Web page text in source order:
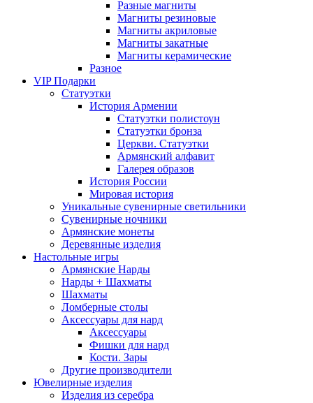
Разные магниты
Магниты резиновые
Магниты акриловые
Магниты закатные
Магниты керамические
Разное
VIP Подарки
Статуэтки
История Армении
Статуэтки полистоун
Статуэтки бронза
Церкви. Статуэтки
Армянский алфавит
Галерея образов
История России
Мировая история
Уникальные сувенирные светильники
Сувенирные ночники
Армянские монеты
Деревянные изделия
Настольные игры
Армянские Нарды
Нарды + Шахматы
Шахматы
Ломберные столы
Аксессуары для нард
Аксессуары
Фишки для нард
Кости. Зары
Другие производители
Ювелирные изделия
Изделия из серебра